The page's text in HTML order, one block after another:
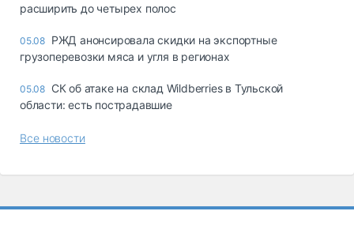
расширить до четырех полос
05.08 РЖД анонсировала скидки на экспортные
грузоперевозки мяса и угля в регионах
05.08 СК об атаке на склад Wildberries в Тульской
области: есть пострадавшие
Все новости